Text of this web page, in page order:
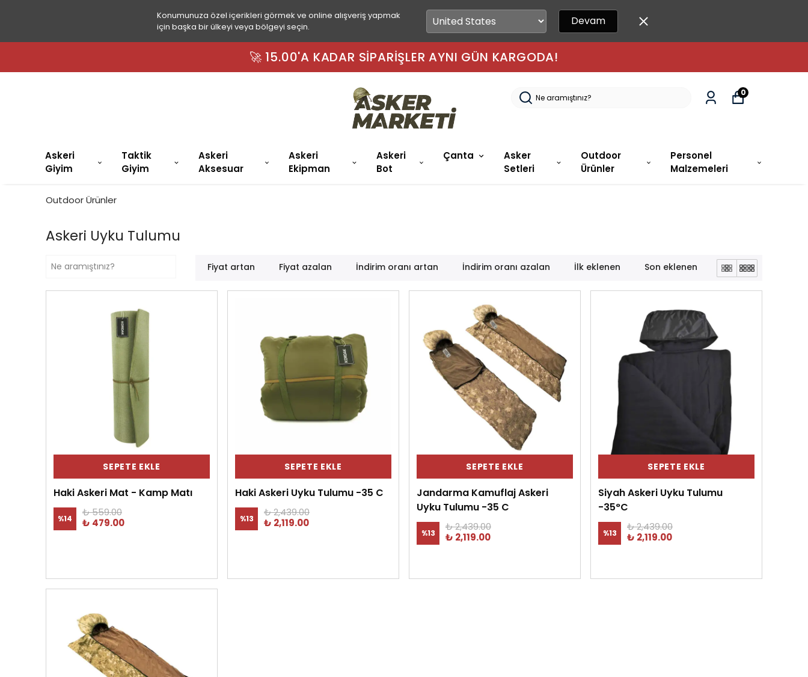
Konumunuza özel içerikleri görmek ve online alışveriş yapmak
için başka bir ülkeyi veya bölgeyi seçin.
Devam
🚀 15.00'A KADAR SIPARIŞLER AYNI GÜN KARGODA!
Askeri
Giyim
Taktik
Giyim
Askeri
Aksesuar
Askeri
Ekipman
Askeri
Bot
Çanta
Asker
Setleri
Outdoor
Ürünler
Personel
Malzemeleri
0
Outdoor Ürünler
Askeri Uyku Tulumu
Fiyat artan Fiyat azalan İndirim oranı artan İndirim oranı azalan İlk eklenen Son eklenen
SEPETE EKLE
Haki Askeri Mat - Kamp Matı
%14
₺ 559.00
₺ 479.00
SEPETE EKLE
Haki Askeri Uyku Tulumu -35 C
%13
₺ 2,439.00
₺ 2,119.00
SEPETE EKLE
Jandarma Kamuflaj Askeri
Uyku Tulumu -35 C
%13
₺ 2,439.00
₺ 2,119.00
SEPETE EKLE
Siyah Askeri Uyku Tulumu
-35°C
%13
₺ 2,439.00
₺ 2,119.00